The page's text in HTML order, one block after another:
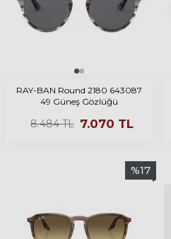
RAY-BAN Round 2180 643087
49 Güneş Gözlüğü
8.484TL 7.070 TL
%17